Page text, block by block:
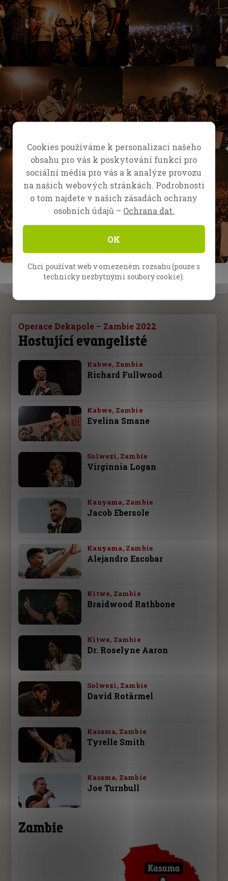
Operace Dekapole – Zambie 2022
Hostující evangelisté
Kabwe, Zambie
Richard Fullwood
Kabwe, Zambie
Evelina Smane
Solwezi, Zambie
Virginnia Logan
Kanyama, Zambie
Jacob Ebersole
Kanyama, Zambie
Alejandro Escobar
Kitwe, Zambie
Braidwood Rathbone
Kitwe, Zambie
Dr. Roselyne Aaron
Solwezi, Zambie
David Rotärmel
Kasama, Zambie
Tyrelle Smith
Kasama, Zambie
Joe Turnbull
Zambie
Cookies používáme k personalizaci našeho
obsahu pro vás k poskytování funkcí pro
sociální média pro vás a k analýze provozu
na našich webových stránkách. Podrobnosti
o tom najdete v našich zásadách ochrany
osobních údajů – Ochrana dat.
OK
Chci používat web v omezeném rozsahu (pouze s
technicky nezbytnými soubory cookie).